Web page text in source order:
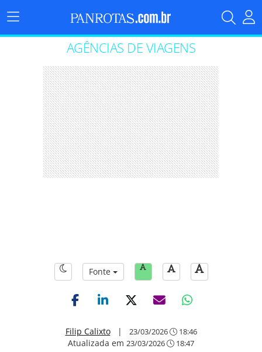
Menu
Principal
AGÊNCIAS DE VIAGENS
Fonte
Filip Calixto| 23/03/2026 18:46
Atualizada em 23/03/2026 18:47